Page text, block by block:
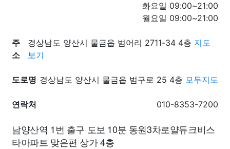
화요일 09:00~21:00
월요일 09:00~21:00
주
소
경상남도 양산시 물금읍 범어리 2711-34 4층 지도
보기
도로명 경상남도 양산시 물금읍 범구로 25 4층 모두지도
연락처 010-8353-7200
남양산역 1번 출구 도보 10분 동원3차로얄듀크비스
타아파트 맞은편 상가 4층